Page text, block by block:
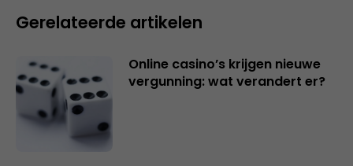
Gerelateerde artikelen
Online casino’s krijgen nieuwe
vergunning: wat verandert er?